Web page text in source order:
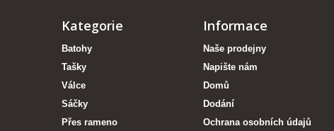
Kategorie
Batohy
Tašky
Válce
Sáčky
Přes rameno
Informace
Naše prodejny
Napište nám
Domů
Dodání
Ochrana osobních údajů